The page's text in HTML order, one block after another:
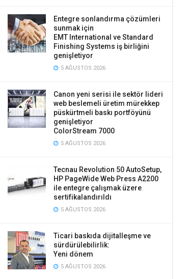
Entegre sonlandırma çözümleri
sunmak için
EMT International ve Standard
Finishing Systems iş birliğini
genişletiyor
5 AĞUSTOS 2026
Canon yeni serisi ile sektör lideri
web beslemeli üretim mürekkep
püskürtmeli baskı portföyünü
genişletiyor
ColorStream 7000
5 AĞUSTOS 2026
Tecnau Revolution 50 AutoSetup,
HP PageWide Web Press A2200
ile entegre çalışmak üzere
sertifikalandırıldı
5 AĞUSTOS 2026
Ticari baskıda dijitalleşme ve
sürdürülebilirlik:
Yeni dönem
5 AĞUSTOS 2026